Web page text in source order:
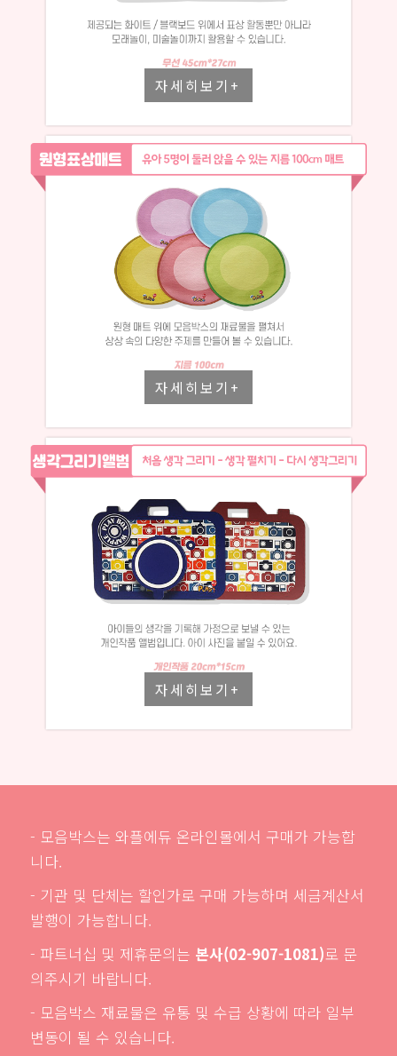
자세히보기+
자세히보기+
자세히보기+
- 모음박스는 와플에듀 온라인몰에서 구매가 가능합
니다.
- 기관 및 단체는 할인가로 구매 가능하며 세금계산서
발행이 가능합니다.
- 파트너십 및 제휴문의는 본사(02-907-1081)로 문
의주시기 바랍니다.
- 모음박스 재료물은 유통 및 수급 상황에 따라 일부
변동이 될 수 있습니다.